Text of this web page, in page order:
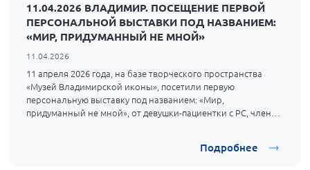
Московская область
Мурманская область
Новгородская область
Новосибирская область
11.04.2026 ВЛАДИМИР. ПОСЕЩЕНИЕ ПЕРВОЙ
ПЕРСОНАЛЬНОЙ ВЫСТАВКИ ПОД НАЗВАНИЕМ:
«МИР, ПРИДУМАННЫЙ НЕ МНОЙ»
11.04.2026
11 апреля 2026 года, на базе творческого пространства
«Музей Владимирской иконы», посетили первую
персональную выставку под названием: «Мир,
придуманный не мной», от девушки-пациентки с РС, члена
Подробнее